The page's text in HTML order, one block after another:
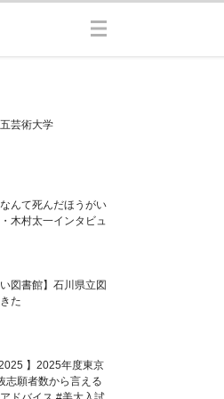
芸術大学
んて死んだほうがい
木村太一インタビュ
い図書館】石川県立図
た
】2025年度東京
志願者数から言える